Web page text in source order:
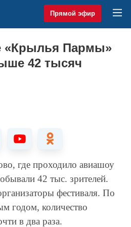
Прямой эфир
«Крылья Пармы»
42 тысяч
где проходило авиашоу
42 тыс. зрителей.
фестиваля. По
годом, количество
в два раза.